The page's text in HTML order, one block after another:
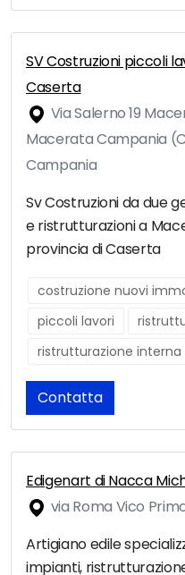
SV Costruzioni piccoli
Caserta
Via Salerno 19
Macerata Campania
Campania
Sv Costruzioni da due
e ristrutturazioni a
provincia di Caserta
costruzione nuovi
piccoli lavori
ristrutturazione interna
Contatta
Edigenart di Nacca
via Roma Vico
Artigiano edile
impianti,